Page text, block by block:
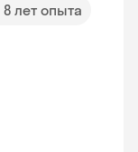
8 лет опыта